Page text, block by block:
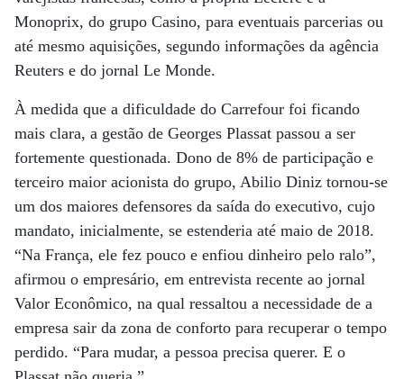
Monoprix, do grupo Casino, para eventuais parcerias ou
até mesmo aquisições, segundo informações da agência
Reuters e do jornal Le Monde.
À medida que a dificuldade do Carrefour foi ficando
mais clara, a gestão de Georges Plassat passou a ser
fortemente questionada. Dono de 8% de participação e
terceiro maior acionista do grupo, Abilio Diniz tornou-se
um dos maiores defensores da saída do executivo, cujo
mandato, inicialmente, se estenderia até maio de 2018.
“Na França, ele fez pouco e enfiou dinheiro pelo ralo”,
afirmou o empresário, em entrevista recente ao jornal
Valor Econômico, na qual ressaltou a necessidade de a
empresa sair da zona de conforto para recuperar o tempo
perdido. “Para mudar, a pessoa precisa querer. E o